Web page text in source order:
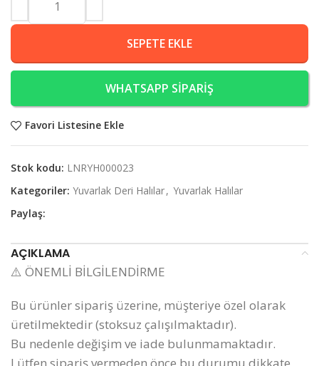
SEPETE EKLE
WHATSAPP SİPARİŞ
Favori Listesine Ekle
Stok kodu: LNRYH000023
Kategoriler: Yuvarlak Deri Halılar, Yuvarlak Halılar
Paylaş:
AÇIKLAMA
⚠️ ÖNEMLİ BİLGİLENDİRME
Bu ürünler sipariş üzerine, müşteriye özel olarak
üretilmektedir (stoksuz çalışılmaktadır).
Bu nedenle değişim ve iade bulunmamaktadır.